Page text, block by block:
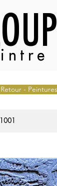
- Peintures